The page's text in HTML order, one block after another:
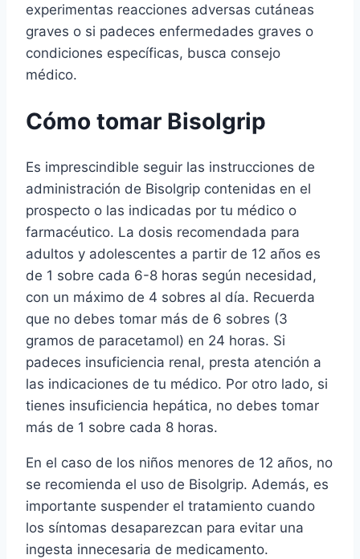
experimentas reacciones adversas cutáneas
graves o si padeces enfermedades graves o
condiciones específicas, busca consejo
médico.
Cómo tomar Bisolgrip
Es imprescindible seguir las instrucciones de
administración de Bisolgrip contenidas en el
prospecto o las indicadas por tu médico o
farmacéutico. La dosis recomendada para
adultos y adolescentes a partir de 12 años es
de 1 sobre cada 6-8 horas según necesidad,
con un máximo de 4 sobres al día. Recuerda
que no debes tomar más de 6 sobres (3
gramos de paracetamol) en 24 horas. Si
padeces insuficiencia renal, presta atención a
las indicaciones de tu médico. Por otro lado, si
tienes insuficiencia hepática, no debes tomar
más de 1 sobre cada 8 horas.
En el caso de los niños menores de 12 años, no
se recomienda el uso de Bisolgrip. Además, es
importante suspender el tratamiento cuando
los síntomas desaparezcan para evitar una
ingesta innecesaria de medicamento.